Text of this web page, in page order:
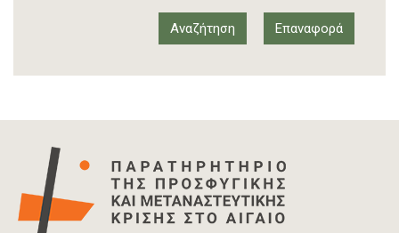
Έκθεση διεθνούς οργανισμού
Info-graphic
Επιστολή